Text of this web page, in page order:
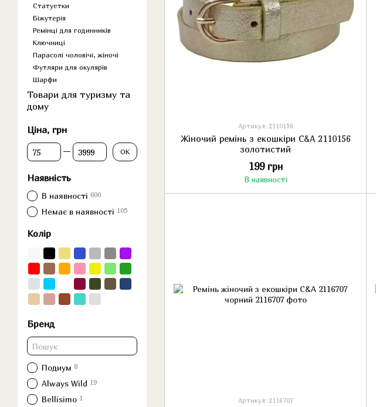
Артикул: 2110156
Жіночий ремінь з екошкіри C&A 2110156
золотистий
199 грн
В наявності
Артикул: 2116707
Статуетки
Біжутерія
Ремінці для годинників
Ключниці
Парасолі чоловічі, жіночі
Футляри для окулярів
Шарфи
Товари для туризму та
дому
Ціна, грн
Від Ціна, грн
До Ціна, грн ОК
Наявність
В наявності 600
Немає в наявності 105
Колір
Бренд
Подиум 8
Always Wild 19
Bellisimo 1